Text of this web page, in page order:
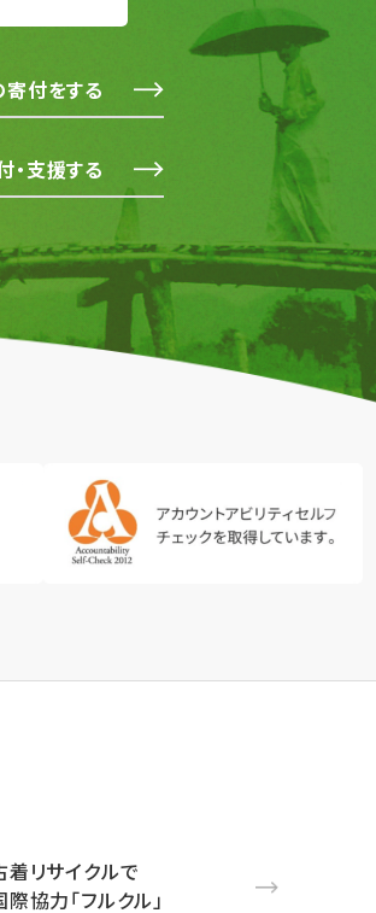
付をする
・支援する
着リサイクルで
際協力「フルクル」